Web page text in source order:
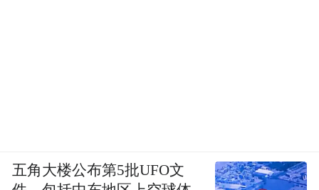
五角大楼公布第5批UFO文